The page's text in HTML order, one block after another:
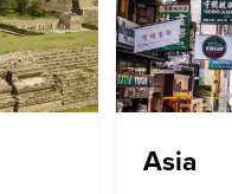
Asia